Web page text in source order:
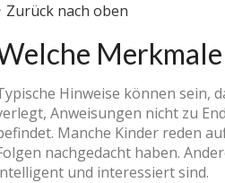
Zurück nach oben
Hinweise können sein,
Anweisungen nicht zu
Manche Kinder reden
nachgedacht haben.
und interessiert sind.